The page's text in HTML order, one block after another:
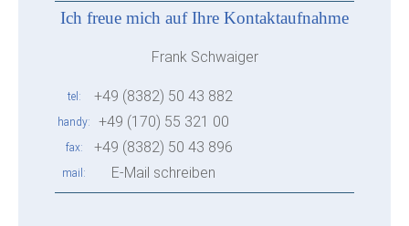
Ich freue mich auf Ihre Kontaktaufnahme
Frank Schwaiger
tel +49 (8382) 50 43 882
handy +49 (170) 55 321 00
fax +49 (8382) 50 43 896
mail E-Mail schreiben